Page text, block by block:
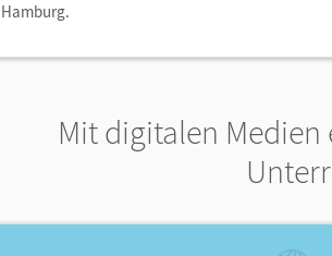
Hamburg.
Mit digitalen